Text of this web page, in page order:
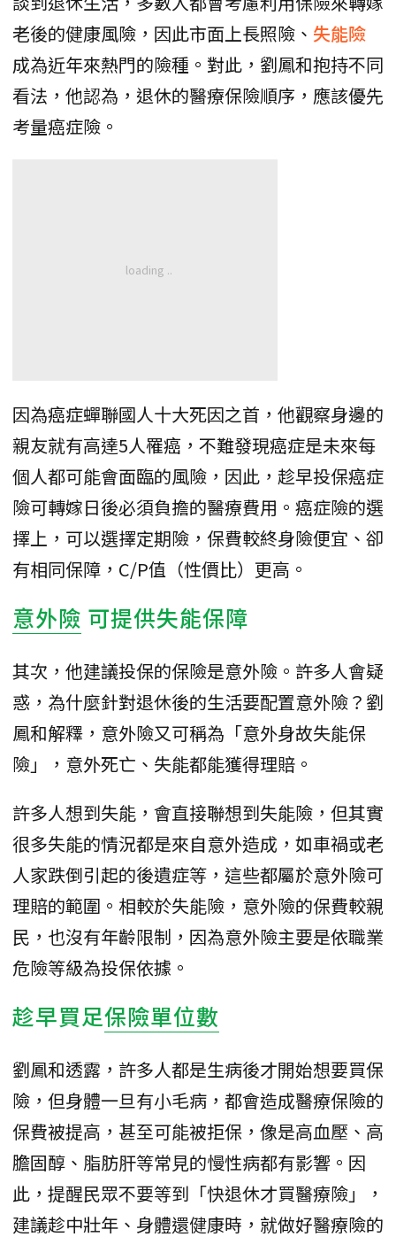
老後的健康風險，因此市面上長照險、 失能險
成為近年來熱門的險種。對此，劉鳳和抱持不同
看法，他認為，退休的醫療保險順序，應該優先
考量癌症險。
因為癌症蟬聯國人十大死因之首，他觀察身邊的
親友就有高達5人罹癌，不難發現癌症是未來每
個人都可能會面臨的風險，因此，趁早投保癌症
險可轉嫁日後必須負擔的醫療費用。癌症險的選
擇上，可以選擇定期險，保費較終身險便宜、卻
有相同保障，C/P值（性價比）更高。
意外險 可提供失能保障
其次，他建議投保的保險是意外險。許多人會疑
惑，為什麼針對退休後的生活要配置意外險？劉
鳳和解釋，意外險又可稱為「意外身故失能保
險」，意外死亡、失能都能獲得理賠。
許多人想到失能，會直接聯想到失能險，但其實
很多失能的情況都是來自意外造成，如車禍或老
人家跌倒引起的後遺症等，這些都屬於意外險可
理賠的範圍。相較於失能險，意外險的保費較親
民，也沒有年齡限制，因為意外險主要是依職業
危險等級為投保依據。
趁早買足保險單位數
劉鳳和透露，許多人都是生病後才開始想要買保
險，但身體一旦有小毛病，都會造成醫療保險的
保費被提高，甚至可能被拒保，像是高血壓、高
膽固醇、脂肪肝等常見的慢性病都有影響。因
此，提醒民眾不要等到「快退休才買醫療險」，
建議趁中壯年、身體還健康時，就做好醫療險的